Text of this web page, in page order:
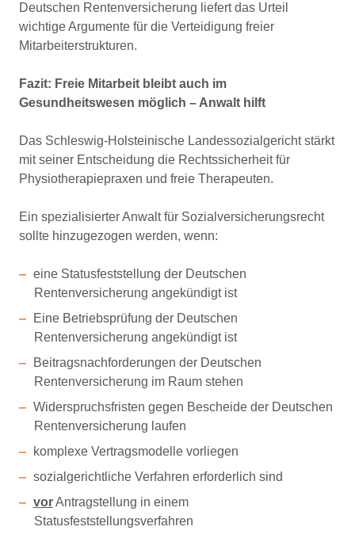
Deutschen Rentenversicherung liefert das Urteil
wichtige Argumente für die Verteidigung freier
Mitarbeiterstrukturen.
Fazit: Freie Mitarbeit bleibt auch im
Gesundheitswesen möglich – Anwalt hilft
Das Schleswig-Holsteinische Landessozialgericht stärkt
mit seiner Entscheidung die Rechtssicherheit für
Physiotherapiepraxen und freie Therapeuten.
Ein spezialisierter Anwalt für Sozialversicherungsrecht
sollte hinzugezogen werden, wenn:
eine Statusfeststellung der Deutschen
Rentenversicherung angekündigt ist
Eine Betriebsprüfung der Deutschen
Rentenversicherung angekündigt ist
Beitragsnachforderungen der Deutschen
Rentenversicherung im Raum stehen
Widerspruchsfristen gegen Bescheide der Deutschen
Rentenversicherung laufen
komplexe Vertragsmodelle vorliegen
sozialgerichtliche Verfahren erforderlich sind
vorAntragstellung in einem
Statusfeststellungsverfahren